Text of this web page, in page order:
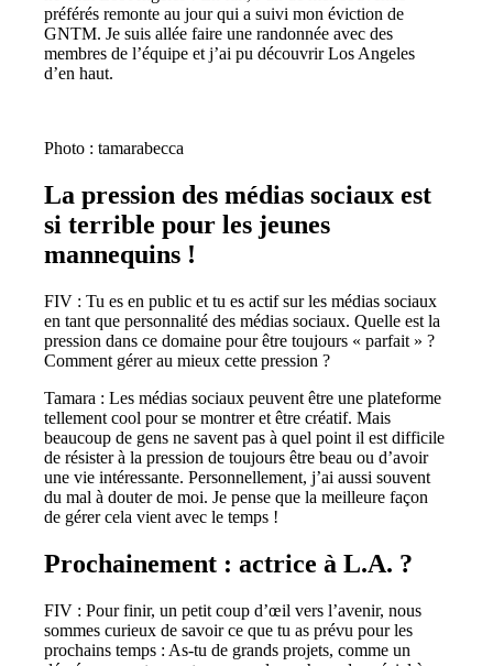
préférés remonte au jour qui a suivi mon éviction de
GNTM. Je suis allée faire une randonnée avec des
membres de l’équipe et j’ai pu découvrir Los Angeles
d’en haut.
Photo : tamarabecca
La pression des médias sociaux est
si terrible pour les jeunes
mannequins !
FIV : Tu es en public et tu es actif sur les médias sociaux
en tant que personnalité des médias sociaux. Quelle est la
pression dans ce domaine pour être toujours « parfait » ?
Comment gérer au mieux cette pression ?
Tamara : Les médias sociaux peuvent être une plateforme
tellement cool pour se montrer et être créatif. Mais
beaucoup de gens ne savent pas à quel point il est difficile
de résister à la pression de toujours être beau ou d’avoir
une vie intéressante. Personnellement, j’ai aussi souvent
du mal à douter de moi. Je pense que la meilleure façon
de gérer cela vient avec le temps !
Prochainement : actrice à L.A. ?
FIV : Pour finir, un petit coup d’œil vers l’avenir, nous
sommes curieux de savoir ce que tu as prévu pour les
prochains temps : As-tu de grands projets, comme un